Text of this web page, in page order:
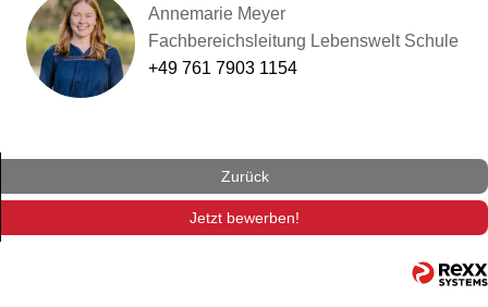
Annemarie Meyer
Fachbereichsleitung Lebenswelt Schule
+49 761 7903 1154
Zurück
Jetzt bewerben!